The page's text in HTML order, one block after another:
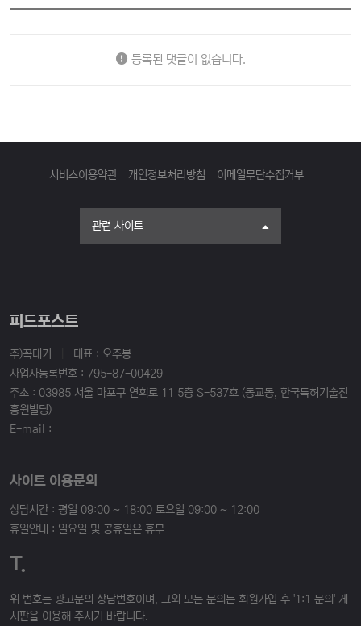
등록된 댓글이 없습니다.
서비스이용약관 개인정보처리방침 이메일무단수집거부
관련 사이트
피드포스트
주)꼭대기
대표 : 오주봉
사업자등록번호 : 795-87-00429
주소 : 03985 서울 마포구 연희로 11 5층 S-537호 (동교동, 한국특허기술진
흥원빌딩)
E-mail :
사이트 이용문의
상담시간 : 평일 09:00 ~ 18:00 토요일 09:00 ~ 12:00
휴일안내 : 일요일 및 공휴일은 휴무
T.
위 번호는 광고문의 상담번호이며, 그외 모든 문의는 회원가입 후 '1:1 문의' 게
시판을 이용해 주시기 바랍니다.